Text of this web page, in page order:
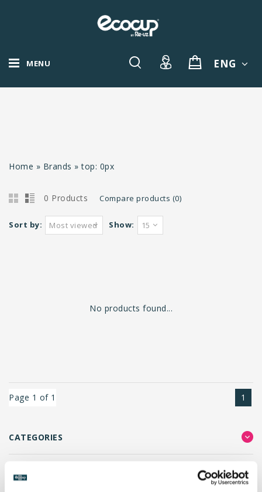
MENU ENG
Home » Brands »top: 0px
0 Products Compare products (0)
Sort by: Most viewed Show: 15
No products found...
Page 1 of 1 1
CATEGORIES